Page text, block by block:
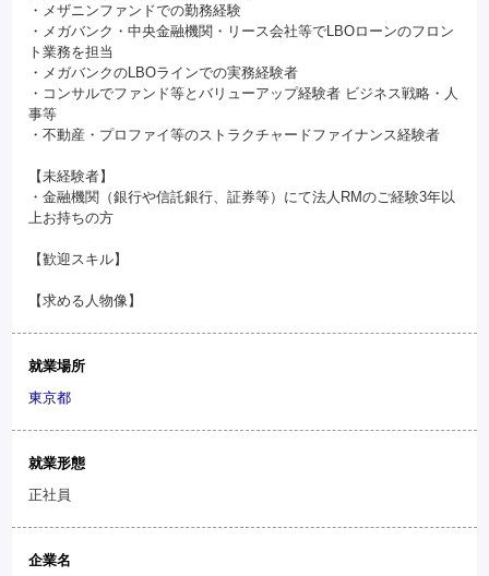
・メザニンファンドでの勤務経験
・メガバンク・中央金融機関・リース会社等でLBOローンのフロン
ト業務を担当
・メガバンクのLBOラインでの実務経験者
・コンサルでファンド等とバリューアップ経験者 ビジネス戦略・人
事等
・不動産・プロファイ等のストラクチャードファイナンス経験者
【未経験者】
・金融機関（銀行や信託銀行、証券等）にて法人RMのご経験3年以
上お持ちの方
【歓迎スキル】
【求める人物像】
就業場所
東京都
就業形態
正社員
企業名